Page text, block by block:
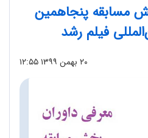
مسابقه پنجاهمین
فیلم رشد
۲۰ بهمن ۱۳۹۹ ۱۲:۵۵